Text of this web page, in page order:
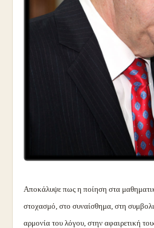
Αποκάλυψε πως η ποίηση στα
στοχασμό, στο συναίσθημα, στη
αρμονία του λόγου, στην αφαιρετική